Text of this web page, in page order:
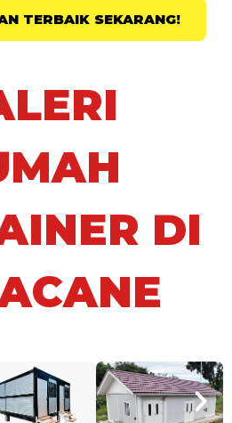
TERBAIK SEKARANG!
DI